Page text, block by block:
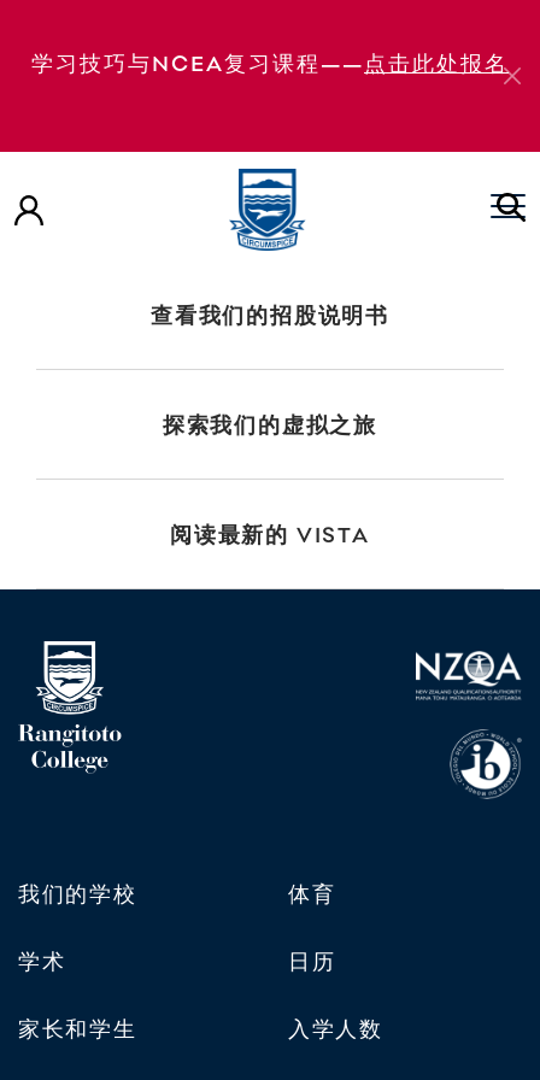
学习技巧与NCEA复习课程——点击此处报名
课程 第四学期国际学生特别课程 第四学期国际学生
第1学期国际学生大会 国际学生新生指导日 2（第 3
学期） 国际学生新生指导第一天（第3学期） 国际
学生新生指导第一天（第1学期）
查看我们的招股说明书
探索我们的虚拟之旅
阅读最新的 VISTA
我们的学校
学术
家长和学生
体育
日历
入学人数